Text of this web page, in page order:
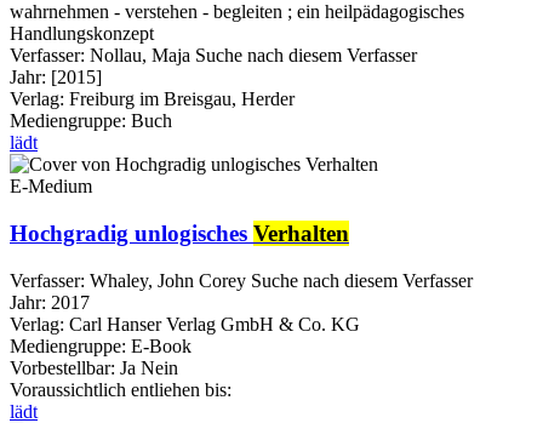
wahrnehmen - verstehen - begleiten ; ein heilpädagogisches
Handlungskonzept
Verfasser: Nollau, Maja Suche nach diesem Verfasser
Jahr: [2015]
Verlag: Freiburg im Breisgau, Herder
Mediengruppe: Buch
lädt
E-Medium
Hochgradig unlogisches Verhalten
Verfasser: Whaley, John Corey Suche nach diesem Verfasser
Jahr: 2017
Verlag: Carl Hanser Verlag GmbH & Co. KG
Mediengruppe: E-Book
Vorbestellbar: Ja Nein
Voraussichtlich entliehen bis:
lädt